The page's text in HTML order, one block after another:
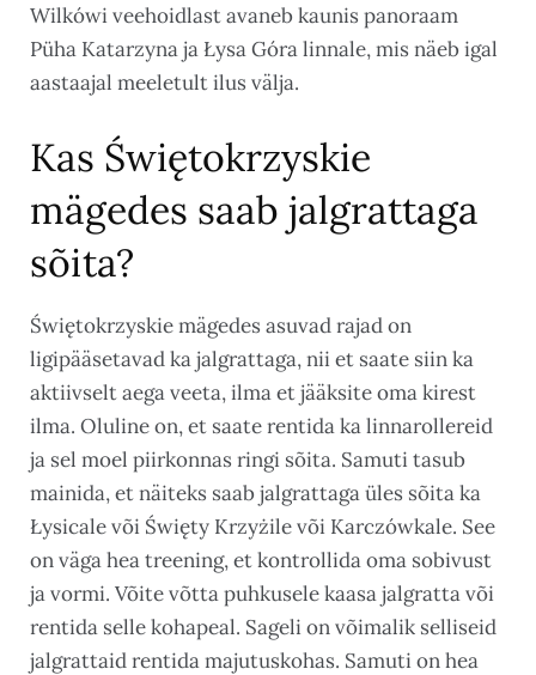
Wilkówi veehoidlast avaneb kaunis panoraam
Püha Katarzyna ja Łysa Góra linnale, mis näeb igal
aastaajal meeletult ilus välja.
Kas Świętokrzyskie
mägedes saab jalgrattaga
sõita?
Świętokrzyskie mägedes asuvad rajad on
ligipääsetavad ka jalgrattaga, nii et saate siin ka
aktiivselt aega veeta, ilma et jääksite oma kirest
ilma. Oluline on, et saate rentida ka linnarollereid
ja sel moel piirkonnas ringi sõita. Samuti tasub
mainida, et näiteks saab jalgrattaga üles sõita ka
Łysicale või Święty Krzyżile või Karczówkale. See
on väga hea treening, et kontrollida oma sobivust
ja vormi. Võite võtta puhkusele kaasa jalgratta või
rentida selle kohapeal. Sageli on võimalik selliseid
jalgrattaid rentida majutuskohas. Samuti on hea